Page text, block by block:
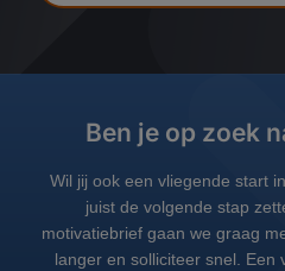
Ben je op zoek
Wil jij ook een vliegende start
juist de volgende stap
motivatiebrief gaan we graag
langer en solliciteer snel. Een